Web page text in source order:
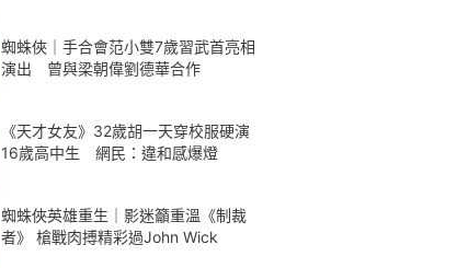
蜘蛛俠｜手合會范小雙7歲習武首亮相
演出 曾與梁朝偉劉德華合作
《天才女友》32歲胡一天穿校服硬演
16歲高中生 網民：違和感爆燈
蜘蛛俠英雄重生｜影迷籲重溫《制裁
者》 槍戰肉搏精彩過John Wick